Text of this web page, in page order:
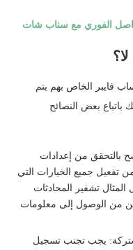
الفوري مع سناب شات
فايبر الخاص بهم يتم
باتباع بعض النصائح
بالتحقق من إعدادات
تفعيل جميع الخيارات التي
تشفير المحادثات
من الوصول إلى معلومات
يجب تجنب تسجيل